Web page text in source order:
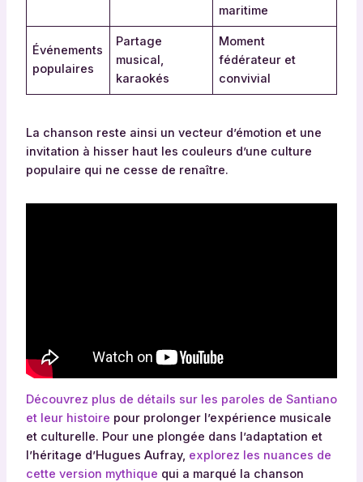
maritime
Événements
populaires
Partage
musical,
karaokés
Moment
fédérateur et
convivial
La chanson reste ainsi un vecteur d’émotion et une
invitation à hisser haut les couleurs d’une culture
populaire qui ne cesse de renaître.
Découvrez plus de détails sur les paroles de Santiano
et leur histoire pour prolonger l’expérience musicale
et culturelle. Pour une plongée dans l’adaptation et
l’héritage d’Hugues Aufray, explorez les nuances de
cette version mythique qui a marqué la chanson